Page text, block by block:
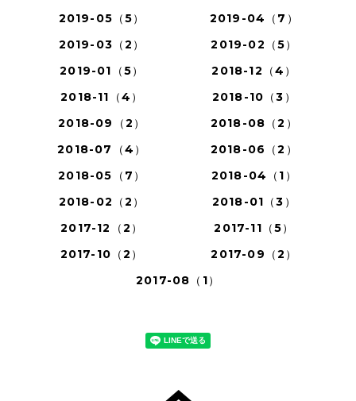
2019-05（5）
2019-04（7）
2019-03（2）
2019-02（5）
2019-01（5）
2018-12（4）
2018-11（4）
2018-10（3）
2018-09（2）
2018-08（2）
2018-07（4）
2018-06（2）
2018-05（7）
2018-04（1）
2018-02（2）
2018-01（3）
2017-12（2）
2017-11（5）
2017-10（2）
2017-09（2）
2017-08（1）